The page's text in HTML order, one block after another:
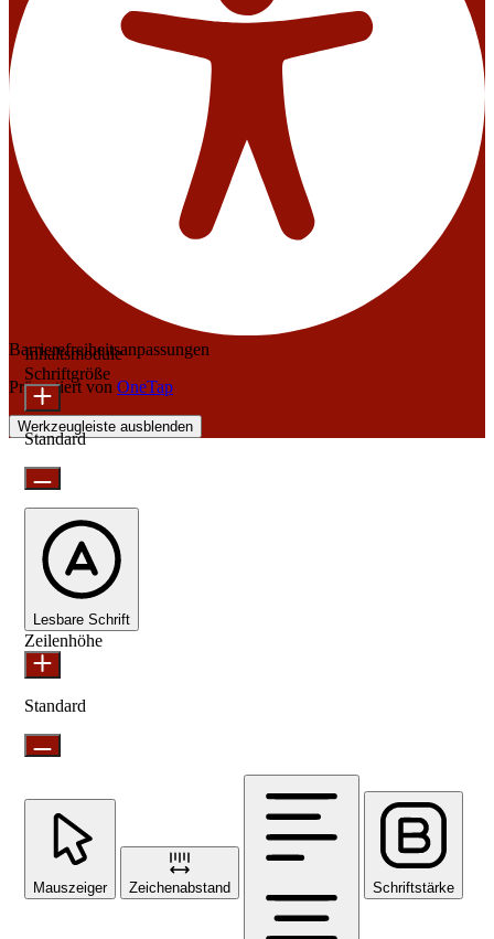
Barrierefreiheitsanpassungen
Präsentiert von OneTap
Werkzeugleiste ausblenden
Inhaltsmodule
Schriftgröße
Standard
Lesbare Schrift
Zeilenhöhe
Standard
Mauszeiger Zeichenabstand Schriftstärke